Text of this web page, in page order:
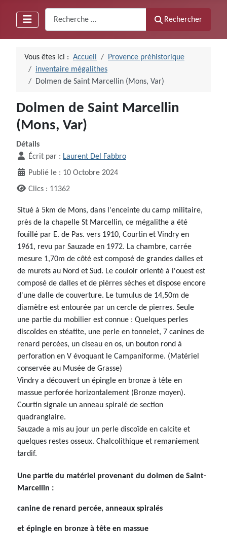
Rechercher
Vous êtes ici : Accueil
Provence préhistorique
inventaire mégalithes
Dolmen de Saint Marcellin (Mons, Var)
Dolmen de Saint Marcellin
(Mons, Var)
Détails
Écrit par : Laurent Del Fabbro
Publié le : 10 Octobre 2024
Clics : 11362
Situé à 5km de Mons, dans l'enceinte du camp militaire,
près de la chapelle St Marcellin, ce mégalithe a été
fouillé par E. de Pas. vers 1910, Courtin et Vindry en
1961, revu par Sauzade en 1972. La chambre, carrée
mesure 1,70m de côté est composé de grandes dalles et
de murets au Nord et Sud. Le couloir orienté à l'ouest est
composé de dalles et de pièrres sèches et dispose encore
d'une dalle de couverture. Le tumulus de 14,50m de
diamètre est entourée par un cercle de pierres. Seule
une partie du mobilier est connue : Quelques perles
discoïdes en stéatite, une perle en tonnelet, 7 canines de
renard percées, un ciseau en os, un bouton rond à
perforation en V évoquant le Campaniforme. (Matériel
conservée au Musée de Grasse)
Vindry a découvert un épingle en bronze à tête en
massue perforée horizontalement (Bronze moyen).
Courtin signale un anneau spiralé de section
quadranglaire.
Sauzade a mis au jour un perle discoïde en calcite et
quelques restes osseux. Chalcolithique et remaniement
tardif.
Une partie du matériel provenant du dolmen de Saint-
Marcellin :
canine de renard percée, anneaux spiralés
et épingle en bronze à tête en massue